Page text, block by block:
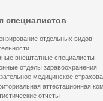
специалистов
отдельных видов
внештатные специалисты
отделы здравоохранения
медицинское
аттестационная
отчеты